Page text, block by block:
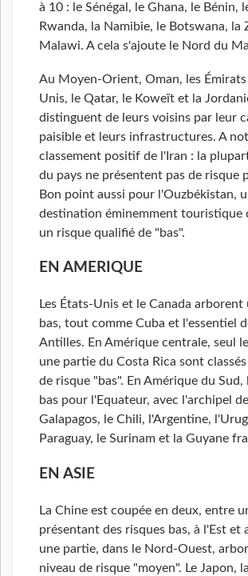
à 10 : le Sénégal, le Ghana, le Bénin,
Rwanda, la Namibie, le Botswana, la
Malawi. A cela s'ajoute le Nord du
Au Moyen-Orient, Oman, les Émirats
Unis, le Qatar, le Koweït et la
distinguent de leurs voisins par leur
paisible et leurs infrastructures. A
classement positif de l'Iran : la
du pays ne présentent pas de risque
Bon point aussi pour l'Ouzbékistan,
destination éminemment touristique
un risque qualifié de "bas".
EN AMERIQUE
Les États-Unis et le Canada arborent
bas, tout comme Cuba et l'essentiel
Antilles. En Amérique centrale, seul
une partie du Costa Rica sont
de risque "bas". En Amérique du Sud,
bas pour l'Equateur, avec l'archipel
Galapagos, le Chili, l'Argentine,
Paraguay, le Surinam et la Guyane
EN ASIE
La Chine est coupée en deux, entre
présentant des risques bas, à l'Est et
une partie, dans le Nord-Ouest,
niveau de risque "moyen". Le Japon,